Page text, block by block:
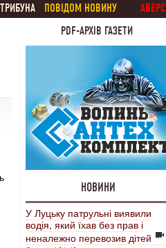
ТРИБУНА ПОВІДОМ НОВИНУ
АВЕРС
PDF-АРХІВ ГАЗЕТИ
НОВИНИ
У Луцьку патрульні виявили
водія, який їхав без прав і
неналежно перевозив дітей